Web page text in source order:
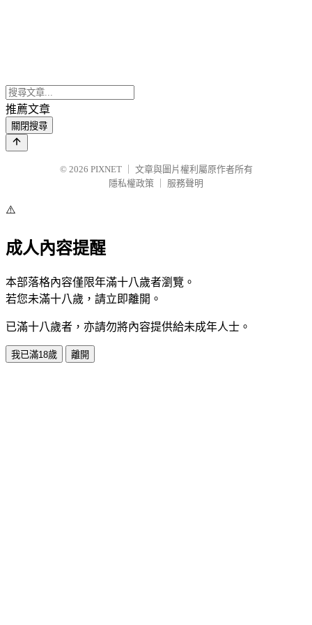
推薦文章
關閉搜尋
© 2026 PIXNET
文章與圖片權利屬原作者所有
隱私權政策
服務聲明
⚠️
成人內容提醒
本部落格內容僅限年滿十八歲者瀏覽。
若您未滿十八歲，請立即離開。
已滿十八歲者，亦請勿將內容提供給未成年人士。
我已滿18歲 離開